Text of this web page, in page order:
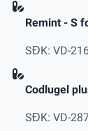
Remint - S
SĐK: VD-
Codlugel
SĐK: VD-